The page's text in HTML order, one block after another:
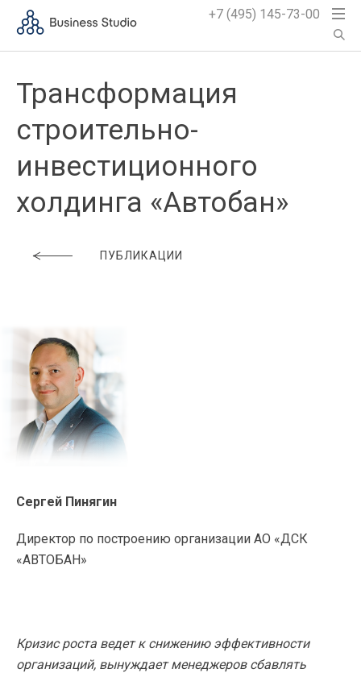
+7 (495) 145-73-00
Трансформация
строительно-
инвестиционного
холдинга «Автобан»
ПУБЛИКАЦИИ
Сергей Пинягин
Директор по построению организации АО «ДСК
«АВТОБАН»
Кризис роста ведет к снижению эффективности
организаций, вынуждает менеджеров сбавлять